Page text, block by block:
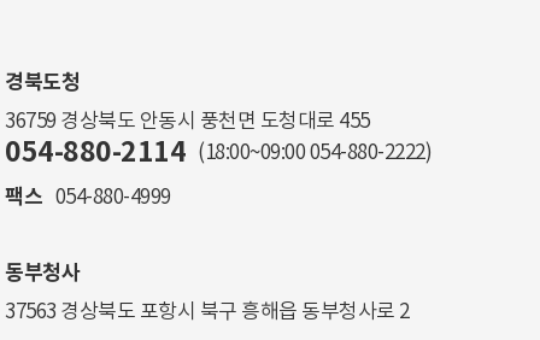
경북도청
36759 경상북도 안동시 풍천면 도청대로 455
054-880-2114 (18:00~09:00 054-880-2222)
팩스 054-880-4999
동부청사
37563 경상북도 포항시 북구 흥해읍 동부청사로 2